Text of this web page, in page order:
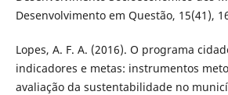
Desenvolvimento em Questão, 15(41),
Lopes, A. F. A. (2016). O programa
indicadores e metas: instrumentos
avaliação da sustentabilidade no